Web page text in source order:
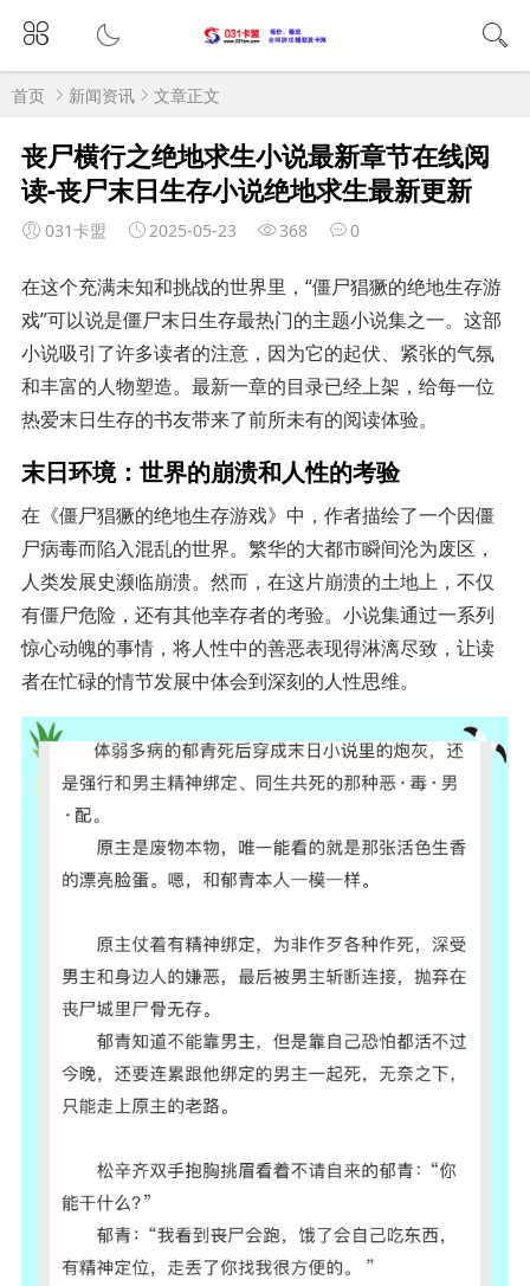
首页 新闻资讯 文章正文
丧尸横行之绝地求生小说最新章节在线阅
读-丧尸末日生存小说绝地求生最新更新
031卡盟 2025-05-23 368 0
在这个充满未知和挑战的世界里，“僵尸猖獗的绝地生存游
戏”可以说是僵尸末日生存最热门的主题小说集之一。这部
小说吸引了许多读者的注意，因为它的起伏、紧张的气氛
和丰富的人物塑造。最新一章的目录已经上架，给每一位
热爱末日生存的书友带来了前所未有的阅读体验。
末日环境：世界的崩溃和人性的考验
在《僵尸猖獗的绝地生存游戏》中，作者描绘了一个因僵
尸病毒而陷入混乱的世界。繁华的大都市瞬间沦为废区，
人类发展史濒临崩溃。然而，在这片崩溃的土地上，不仅
有僵尸危险，还有其他幸存者的考验。小说集通过一系列
惊心动魄的事情，将人性中的善恶表现得淋漓尽致，让读
者在忙碌的情节发展中体会到深刻的人性思维。